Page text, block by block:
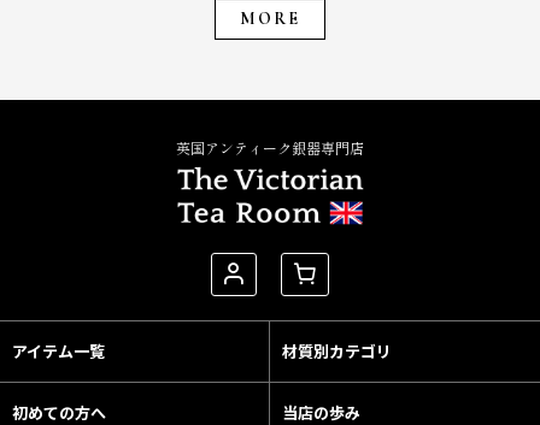
MORE
英国アンティーク銀器専門店
アイテム一覧 材質別カテゴリ
初めての方へ 当店の歩み